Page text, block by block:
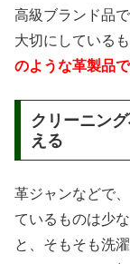
高級ブランド品
大切にしている
のような革製品
クリーニン
える
革ジャンなどで
ているものは少
と、そもそも洗